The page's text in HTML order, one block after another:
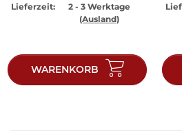
Lieferzeit:
2 - 3 Werktage
(Ausland)
WARENKORB